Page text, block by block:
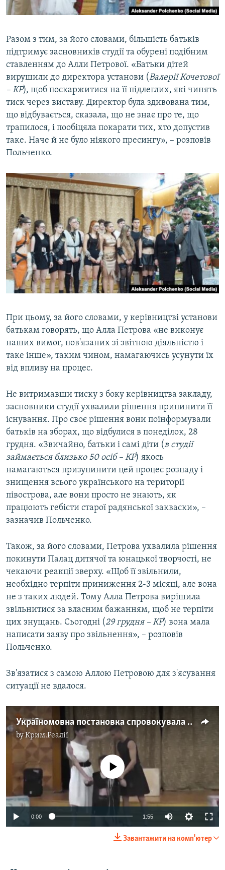
Разом з тим, за його словами, більшість батьків
підтримує засновників студії та обурені подібним
ставленням до Алли Петрової. «Батьки дітей
вирушили до директора установи (Валерії Кочетової
– КР), щоб поскаржитися на її підлеглих, які чинять
тиск через виставу. Директор була здивована тим,
що відбувається, сказала, що не знає про те, що
трапилося, і пообіцяла покарати тих, хто допустив
таке. Наче й не було ніякого пресингу», – розповів
Польченко.
При цьому, за його словами, у керівництві установи
батькам говорять, що Алла Петрова «не виконує
наших вимог, пов'язаних зі звітною діяльністю і
таке інше», таким чином, намагаючись усунути їх
від впливу на процес.
Не витримавши тиску з боку керівництва закладу,
засновники студії ухвалили рішення припинити її
існування. Про своє рішення вони поінформували
батьків на зборах, що відбулися в понеділок, 28
грудня. «Звичайно, батьки і самі діти (в студії
займається близько 50 осіб – КР) якось
намагаються призупинити цей процес розпаду і
знищення всього українського на території
півострова, але вони просто не знають, як
працюють гебісти старої радянської закваски», –
зазначив Польченко.
Також, за його словами, Петрова ухвалила рішення
покинути Палац дитячої та юнацької творчості, не
чекаючи реакції зверху. «Щоб її звільнили,
необхідно терпіти приниження 2-3 місяці, але вона
не з таких людей. Тому Алла Петрова вирішила
звільнитися за власним бажанням, щоб не терпіти
цих знущань. Сьогодні (29 грудня – КР) вона мала
написати заяву про звільнення», – розповів
Польченко.
Зв'язатися з самою Аллою Петровою для з'ясування
ситуації не вдалося.
Україномовна постановка спровокувала закриття студії в Сімферополі (відео)
byКрим.Реалії
No media source currently available
0:00 1:55
Завантажити на комп'ютер